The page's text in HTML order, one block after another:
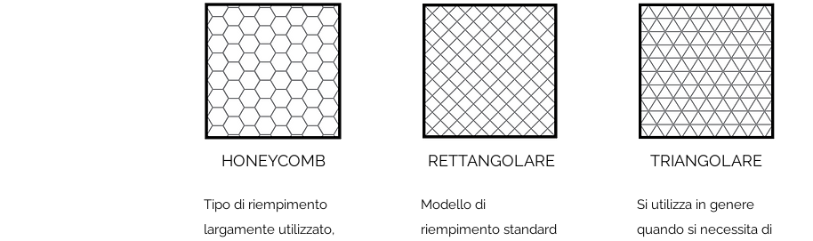
HONEYCOMB
Tipo di riempimento
largamente utilizzato,
RETTANGOLARE
Modello di
riempimento standard
TRIANGOLARE
Si utilizza in genere
quando si necessita di